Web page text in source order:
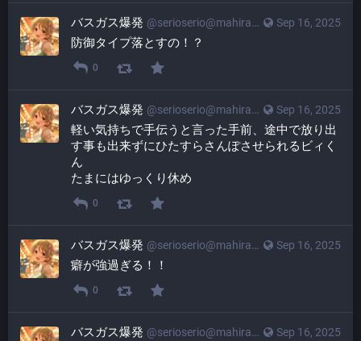
Sep 16, 2025
バスガス爆発 @serioserio@mahiradon.com
防御タイプ落とすの！？
0
Sep 16, 2025
バスガス爆発 @serioserio@mahiradon.com
軽い気持ちで手伝うと言った手前、途中で放り出
す事も出来ずにひたすらさんぽさせられるビィく
ん
たまにはゆっくり休め
0
Sep 16, 2025
バスガス爆発 @serioserio@mahiradon.com
癖が強過ぎる！！
0
Sep 16, 2025
バスガス爆発 @serioserio@mahiradon.com